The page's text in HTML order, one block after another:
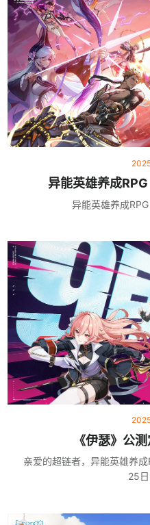
异能英雄养成
异能英雄养成
《伊瑟》公
亲爱的超链者，异能英雄养
25日